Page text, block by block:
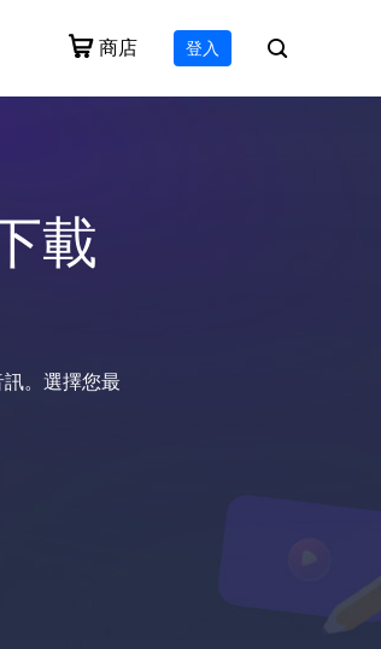
Video Downloader Online
免費下載任何影片
載
下載安裝程式
前諮詢
商店 登入
載
。選擇您最